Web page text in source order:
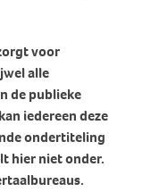
voor
alle
de publieke
iedereen deze
ondertiteling
hier niet onder.